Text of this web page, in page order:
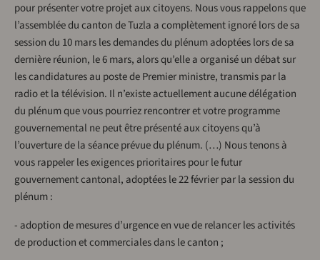
pour présenter votre projet aux citoyens. Nous vous rappelons que
l’assemblée du canton de Tuzla a complètement ignoré lors de sa
session du 10 mars les demandes du plénum adoptées lors de sa
dernière réunion, le 6 mars, alors qu’elle a organisé un débat sur
les candidatures au poste de Premier ministre, transmis par la
radio et la télévision. Il n’existe actuellement aucune délégation
du plénum que vous pourriez rencontrer et votre programme
gouvernemental ne peut être présenté aux citoyens qu’à
l’ouverture de la séance prévue du plénum. (…) Nous tenons à
vous rappeler les exigences prioritaires pour le futur
gouvernement cantonal, adoptées le 22 février par la session du
plénum :
- adoption de mesures d’urgence en vue de relancer les activités
de production et commerciales dans le canton ;